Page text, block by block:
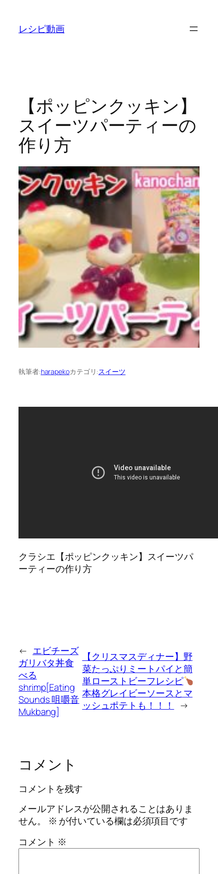
レシピ動画
【ポッピンクッキン】
スイーツパーティーの
作り方
執筆者:harapekoカテゴリ:スイーツ
クラシエ【ポッピンクッキン】スイーツパ
ーティーの作り方
← エビチーズ
ガリバタ丼食
べる
shrimp[Eating
Sounds 咀嚼音
Mukbang]
【クリスマスディナー】野
菜たっぷりミートパイと簡
単ローストビーフレシピ
本格グレイビーソースとマ
ッシュポテトも！！！
→
コメント
コメントを残す
メールアドレスが公開されることはありま
せん。
※ が付いている欄は必須項目です
コメント ※